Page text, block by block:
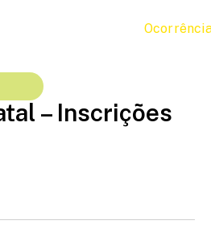
– Inscrições